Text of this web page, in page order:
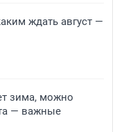
ждать август —
зима, можно
— важные